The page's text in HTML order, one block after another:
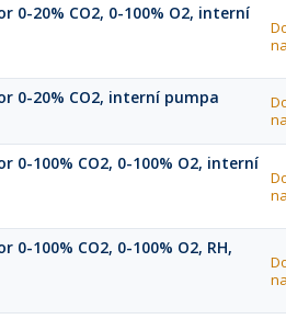
0-20% CO2, 0-100% O2, interní
0-20% CO2, interní pumpa
0-100% CO2, 0-100% O2, interní
0-100% CO2, 0-100% O2, RH,